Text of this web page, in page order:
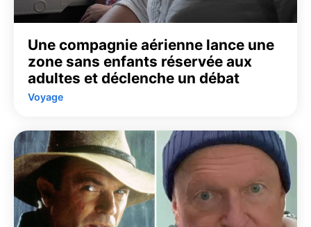
Une compagnie aérienne lance une
zone sans enfants réservée aux
adultes et déclenche un débat
Voyage